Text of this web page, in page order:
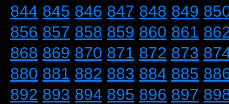
844 845 846 847 848 849
856 857 858 859 860 861
868 869 870 871 872 873
880 881 882 883 884 885
892 893 894 895 896 897